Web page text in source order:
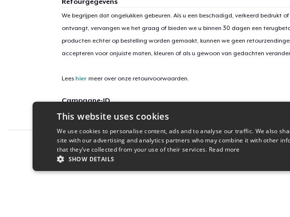
We begrijpen dat ongelukken gebeuren. Als u een beschadigd, verkeerd bedrukt
ontvangt, vervangen we het graag of bieden we u binnen 30 dagen een
producten echter op bestelling worden gemaakt, kunnen we geen
accepteren voor onjuiste maten, kleuren of als u gewoon van gedachten
Lees hier meer over onze retourvoorwaarden.
Campagne-ID
POWEROVERGRIMYENERGY86
Report this product
This website uses cookies
We use cookies to personalise content, ads and to analyse our traffic. We also
site with our advertising and analytics partners who may combine it with other
that they’ve collected from your use of their services. Read more
SHOW DETAILS